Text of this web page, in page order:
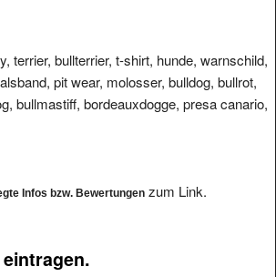
terrier, bullterrier, t-shirt, hunde, warnschild,
pit wear, molosser, bulldog, bullrot,
bullmastiff, bordeauxdogge, presa canario,
Infos bzw. Bewertungen zum Link.